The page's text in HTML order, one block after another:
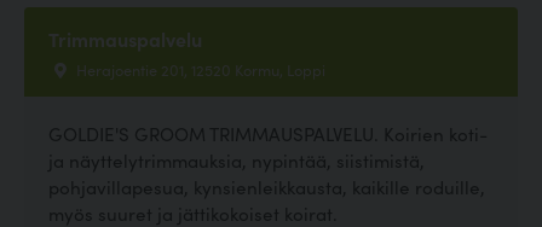
Trimmauspalvelu
Herajoentie 201, 12520 Kormu, Loppi
GOLDIE'S GROOM TRIMMAUSPALVELU. Koirien koti-
ja näyttelytrimmauksia, nypintää, siistimistä,
pohjavillapesua, kynsienleikkausta, kaikille roduille,
myös suuret ja jättikokoiset koirat.